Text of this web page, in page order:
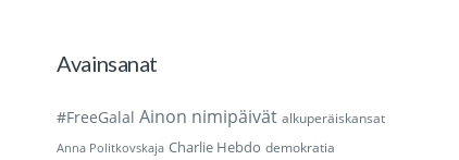
Avainsanat
#FreeGalal Ainon nimipäivät alkuperäiskansat
Anna Politkovskaja Charlie Hebdo demokratia